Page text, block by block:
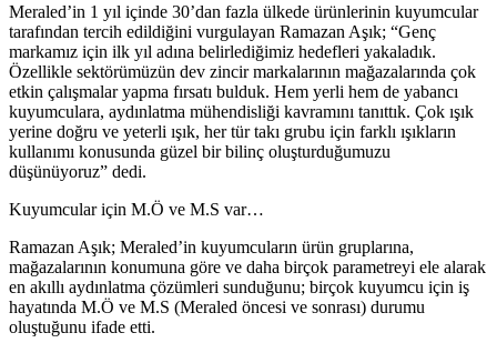
Meraled’in 1 yıl içinde 30’dan fazla ülkede ürünlerinin kuyumcular
tarafından tercih edildiğini vurgulayan Ramazan Aşık; “Genç
markamız için ilk yıl adına belirlediğimiz hedefleri yakaladık.
Özellikle sektörümüzün dev zincir markalarının mağazalarında çok
etkin çalışmalar yapma fırsatı bulduk. Hem yerli hem de yabancı
kuyumculara, aydınlatma mühendisliği kavramını tanıttık. Çok ışık
yerine doğru ve yeterli ışık, her tür takı grubu için farklı ışıkların
kullanımı konusunda güzel bir bilinç oluşturduğumuzu
düşünüyoruz” dedi.
Kuyumcular için M.Ö ve M.S var…
Ramazan Aşık; Meraled’in kuyumcuların ürün gruplarına,
mağazalarının konumuna göre ve daha birçok parametreyi ele alarak
en akıllı aydınlatma çözümleri sunduğunu; birçok kuyumcu için iş
hayatında M.Ö ve M.S (Meraled öncesi ve sonrası) durumu
oluştuğunu ifade etti.